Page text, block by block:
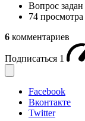
Вопрос задан
74 просмотра
6 комментариев
Подписаться 1
Facebook
Вконтакте
Twitter